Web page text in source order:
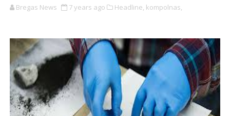
Bregas News 7 years ago Headline, kompolnas,